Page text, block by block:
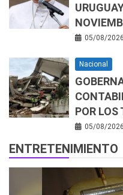
05/08/2026
Nacional
POR LOS
05/08/2026
ENTRETENIMIENTO